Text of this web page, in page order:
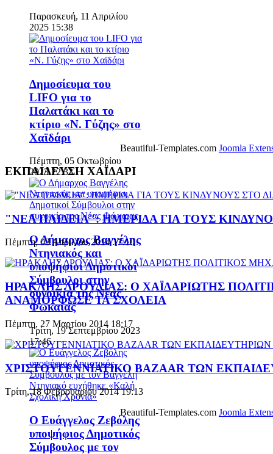
Παρασκευή, 11 Απριλίου
2025 15:38
Δημοσίευμα του
LIFO για το
Παλατάκι και το
κτίριο «Ν. Γύζης» στο
Χαϊδάρι
Πέμπτη, 05 Οκτωβρίου
2023 22:33
Ο Δήμαρχος Βαγγέλης
Ντηνιακός και
υποψήφιοι Δημοτικοί
Σύμβουλοι στην
συνοικία της Νέας
Φώκαιας
Τρίτη, 19 Σεπτεμβρίου 2023
17:46
Ο Ευάγγελος Ζεβόλης
υποψήφιος Δημοτικός
Σύμβουλος με τον
Beautiful-Templates.com Joomla
ΕΚΠΑΙΔΕΥΣΗ ΧΑΪΔΑΡΙ
"ΝΕΑ ΠΑΙΔΕΙΑ": ΗΜΕΡΙΔΑ ΓΙΑ ΤΟΥΣ
Πέμπτη, 03 Απριλίου 2014 17:10
ΗΡΑΚΛΗΣ ΔΡΟΥΛΙΑΣ: Ο ΧΑΪΔΑΡΙΩΤΗΣ
ΑΝΑΜΟΡΦΩΣΕ ΤΑ ΣΧΟΛΕΙΑ
Πέμπτη, 27 Μαρτίου 2014 18:17
XΡΙΣΤΟΥΓΕΝΝΙΑΤΙΚΟ BAZAAR ΤΩΝ
Τρίτη, 18 Φεβρουαρίου 2014 19:13
Beautiful-Templates.com Joomla